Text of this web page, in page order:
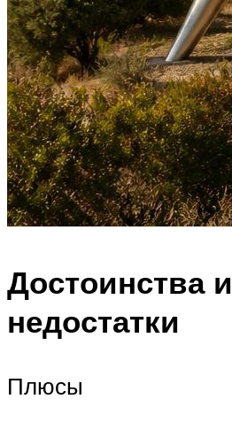
Достоинства и
недостатки
Плюсы